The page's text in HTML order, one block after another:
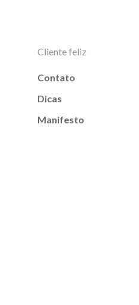
Cliente feliz
Contato
Dicas
Manifesto